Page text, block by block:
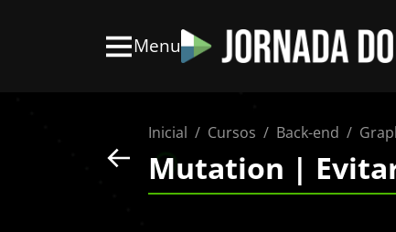
Menu
Inicial Cursos Back-end
Mutation |